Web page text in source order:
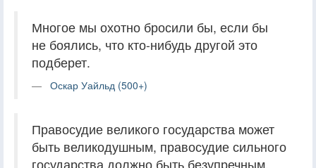
Многое мы охотно бросили бы, если бы
не боялись, что кто-нибудь другой это
подберет.
Оскар Уайльд (500+)
Правосудие великого государства может
быть великодушным, правосудие сильного
государства должно быть безупречным,